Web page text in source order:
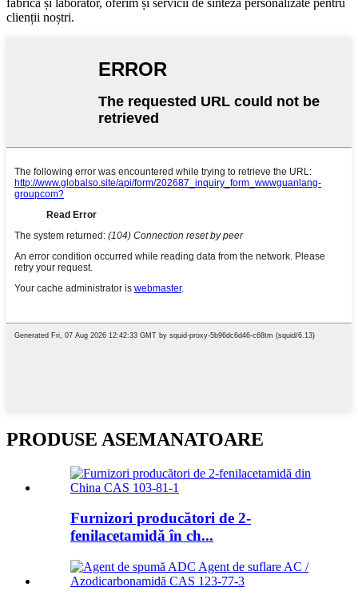
clienții noștri.
PRODUSE ASEMANATOARE
Furnizori producători de 2-
fenilacetamidă în ch...